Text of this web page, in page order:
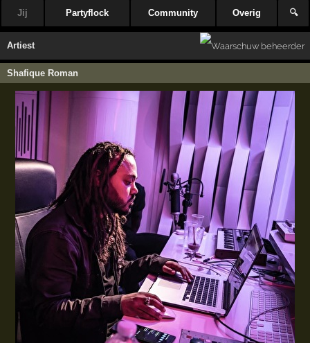
Jij Partyflock Community Overig 🔍
Artiest
Shafique Roman